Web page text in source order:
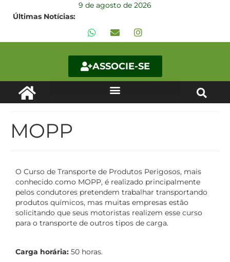
9 de agosto de 2026
Últimas Notícias:
ASSOCIE-SE
MOPP
O Curso de Transporte de Produtos Perigosos, mais
conhecido como MOPP, é realizado principalmente
pelos condutores pretendem trabalhar transportando
produtos químicos, mas muitas empresas estão
solicitando que seus motoristas realizem esse curso
para o transporte de outros tipos de carga.
Carga horária: 50 horas.